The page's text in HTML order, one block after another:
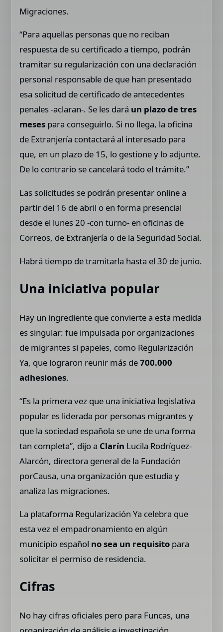
Migraciones.
“Para aquellas personas que no reciban
respuesta de su certificado a tiempo, podrán
tramitar su regularización con una declaración
personal responsable de que han presentado
esa solicitud de certificado de antecedentes
penales -aclaran-. Se les dará un plazo de tres
meses para conseguirlo. Si no llega, la oficina
de Extranjería contactará al interesado para
que, en un plazo de 15, lo gestione y lo adjunte.
De lo contrario se cancelará todo el trámite.”
Las solicitudes se podrán presentar online a
partir del 16 de abril o en forma presencial
desde el lunes 20 -con turno- en oficinas de
Correos, de Extranjería o de la Seguridad Social.
Habrá tiempo de tramitarla hasta el 30 de junio.
Una iniciativa popular
Hay un ingrediente que convierte a esta medida
es singular: fue impulsada por organizaciones
de migrantes si papeles, como Regularización
Ya, que lograron reunir más de700.000
adhesiones.
“Es la primera vez que una iniciativa legislativa
popular es liderada por personas migrantes y
que la sociedad española se une de una forma
tan completa”, dijo a Clarín Lucila Rodríguez-
Alarcón, directora general de la Fundación
porCausa, una organización que estudia y
analiza las migraciones.
La plataforma Regularización Ya celebra que
esta vez el empadronamiento en algún
municipio español no sea un requisito para
solicitar el permiso de residencia.
Cifras
No hay cifras oficiales pero para Funcas, una